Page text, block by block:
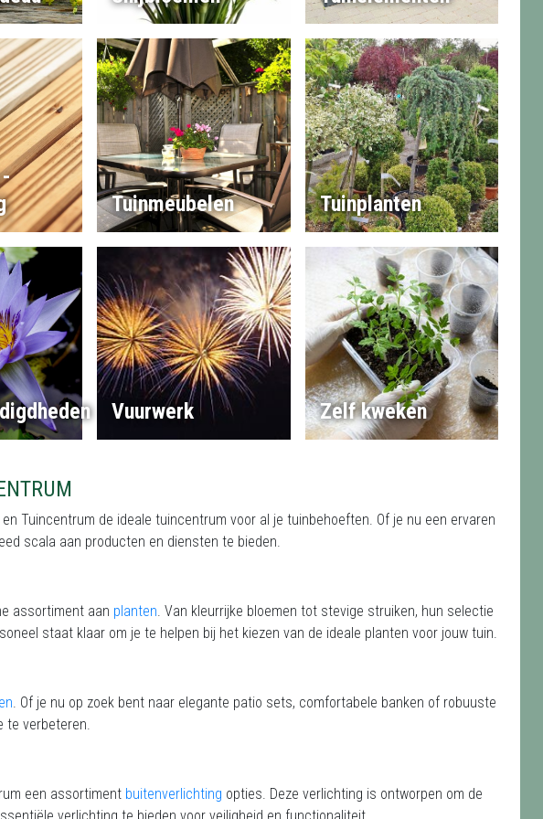
Tuinmeubelen Tuinplanten
Vuurwerk Zelf kweken
Tuincentrum de ideale tuincentrum voor al je tuinbehoeften. Of je nu een ervaren
scala aan producten en diensten te bieden.
assortiment aan planten. Van kleurrijke bloemen tot stevige struiken, hun selectie
staat klaar om je te helpen bij het kiezen van de ideale planten voor jouw tuin.
. Of je nu op zoek bent naar elegante patio sets, comfortabele banken of robuuste
te verbeteren.
een assortiment buitenverlichting opties. Deze verlichting is ontworpen om de